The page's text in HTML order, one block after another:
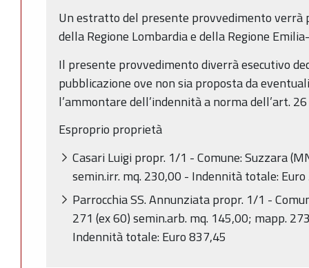
Un estratto del presente provvedimento
della Regione Lombardia e della Regione
Il presente provvedimento diverrà esecutivo
pubblicazione ove non sia proposta da
l’ammontare dell’indennità a norma dell’art.
Esproprio proprietà
Casari Luigi propr. 1/1 - Comune: Suzzara
semin.irr. mq. 230,00 - Indennità totale:
Parrocchia SS. Annunziata propr. 1/1 -
271 (ex 60) semin.arb. mq. 145,00; mapp.
Indennità totale: Euro 837,45